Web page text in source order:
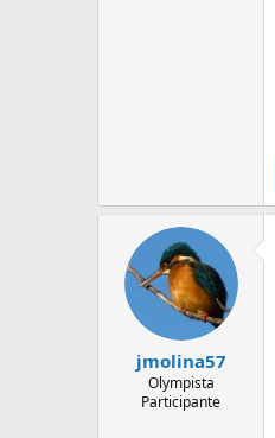
jmolina57
Olympista
Participante